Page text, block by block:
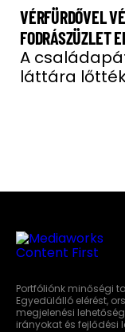
VÉRFÜRDŐVEL
FODRÁSZÜZLET
A
láttára
Portfóliónk minőségi
Egyedülálló elérést,
megjelenési
irányokat és fejlődési